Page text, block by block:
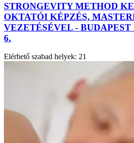
STRONGEVITY METHOD
OKTATÓI KÉPZÉS,
VEZETÉSÉVEL - BUDAPEST
6.
Elérhető szabad helyek: 21